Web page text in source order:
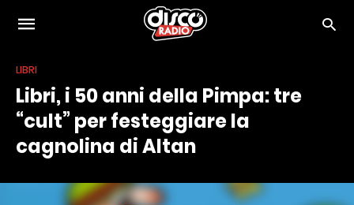
LIBRI
Libri, i 50 anni della Pimpa: tre
“cult” per festeggiare la
cagnolina di Altan